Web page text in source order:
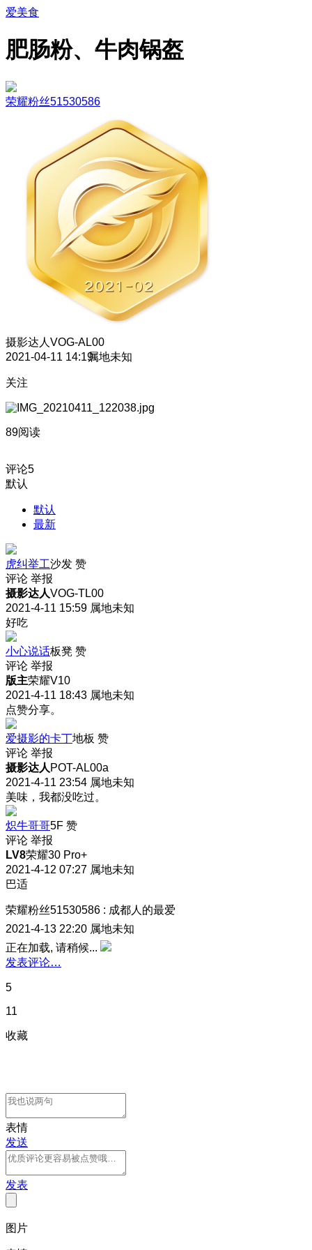
爱美食
肥肠粉、牛肉锅盔
荣耀粉丝51530586
摄影达人 VOG-AL00
2021-04-11 14:19属地未知
关注
89阅读
评论5
默认
默认
最新
虎纠举工沙发 赞
评论 举报
摄影达人VOG-TL00
2021-4-11 15:59 属地未知
好吃
小心说话板凳 赞
评论 举报
版主荣耀V10
2021-4-11 18:43 属地未知
点赞分享。
爱摄影的卡丁地板 赞
评论 举报
摄影达人 POT-AL00a
2021-4-11 23:54 属地未知
美味，我都没吃过。
炽牛哥哥5F 赞
评论 举报
LV8荣耀30 Pro+
2021-4-12 07:27 属地未知
巴适
荣耀粉丝51530586 : 成都人的最爱
2021-4-13 22:20 属地未知
正在加载, 请稍候...
发表评论…
5
11
收藏
表情
发送
发表
图片